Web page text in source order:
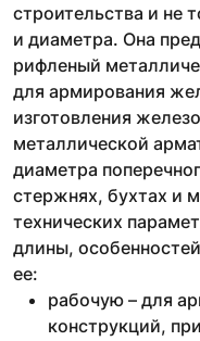
строительства и не
и диаметра. Она
рифленый
для армирования
изготовления
металлической
диаметра
стержнях, бухтах и
технических
длины,
ее:
рабочую – для
конструкций,